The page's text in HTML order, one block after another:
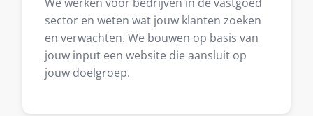
sector en weten wat jouw klanten zoeken
en verwachten. We bouwen op basis van
jouw input een website die aansluit op
jouw doelgroep.